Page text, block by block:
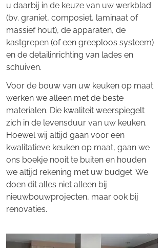
u daarbij in de keuze van uw werkblad
(bv. graniet, composiet, laminaat of
massief hout), de apparaten, de
kastgrepen (of een greeploos systeem)
en de detailinrichting van lades en
schuiven.
Voor de bouw van uw keuken op maat
werken we alleen met de beste
materialen. Die kwaliteit weerspiegelt
zich in de levensduur van uw keuken.
Hoewel wij altijd gaan voor een
kwalitatieve keuken op maat, gaan we
ons boekje nooit te buiten en houden
we altijd rekening met uw budget. We
doen dit alles niet alleen bij
nieuwbouwprojecten, maar ook bij
renovaties.